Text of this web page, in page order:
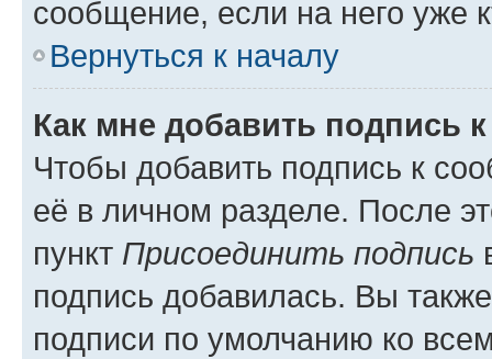
сообщение, если на него уже
Вернуться к началу
Как мне добавить подпись
Чтобы добавить подпись к
её в личном разделе. После
пункт Присоединить подпись
подпись добавилась. Вы
подписи по умолчанию ко